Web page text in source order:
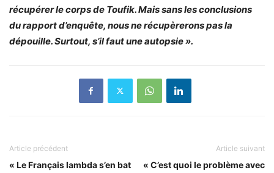
récupérer le corps de Toufik. Mais sans les conclusions
du rapport d’enquête, nous ne récupèrerons pas la
dépouille. Surtout, s’il faut une autopsie ».
Article précédent
« Le Français lambda s’en bat
Article suivant
« C’est quoi le problème avec